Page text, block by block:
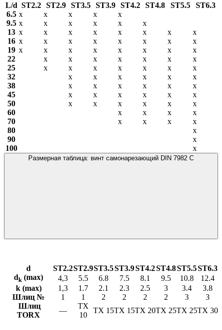
L/d ST2.2 ST2.9 ST3.5 ST3.9 ST4.2 ST4.8 ST5.5
ST6.3
6.5 х х х х
х
9.5 х х х х х
х
13 х х х х х х х
х
16 х х х х х х х
х
19 х х х х х х х
х
22
х х х х х х
х
25
х х х х х х
х
32
х х х х х
х
38
х х х х х
х
45
х х х х х
х
50
х х х х х
х
60
х х х
х
70
х х х
х
80
х
90
х
100
х
Размерная таблица: винт самонарезающий DIN 7982 С
d ST2.2ST2.9ST3.5ST3.9ST4.2ST4.8ST5.5ST6.3
dk (max) 4,3 5.5 6.8 7.5 8.1 9.5 10.8
12.4
k (max)
1,3 1.7 2.1 2.3 2.5 3 3.4
3.8
Шлиц №
1 1 2 2 2 2 3
3
Шлиц
TORX
—
TX
10
TX 15TX 15TX 20TX 25TX 25TX 30